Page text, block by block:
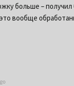
больше – получил
вообще